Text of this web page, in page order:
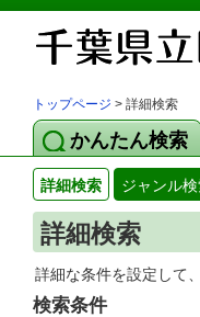
トップページ > 詳細検索
かんたん検索
詳細検索 ジャンル
詳細検索
詳細な条件を設定して
検索条件